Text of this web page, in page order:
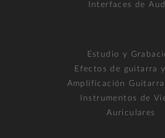
Interfaces de
Estudio y
Efectos de guitarra
Amplificación
Instrumentos de
Auriculares